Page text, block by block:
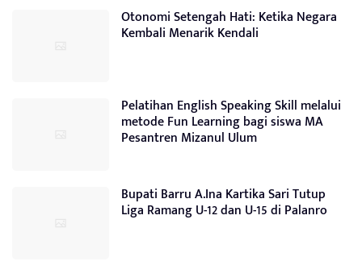
Otonomi Setengah Hati: Ketika Negara
Kembali Menarik Kendali
Pelatihan English Speaking Skill melalui
metode Fun Learning bagi siswa MA
Pesantren Mizanul Ulum
Bupati Barru A.Ina Kartika Sari Tutup
Liga Ramang U-12 dan U-15 di Palanro